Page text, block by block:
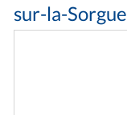
sur-la-Sorgue